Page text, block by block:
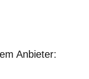
Anbieter: